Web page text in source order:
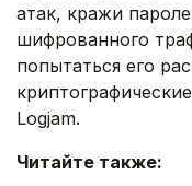
атак, кражи
шифрованного
попытаться его
Logjam.
Читайте также: